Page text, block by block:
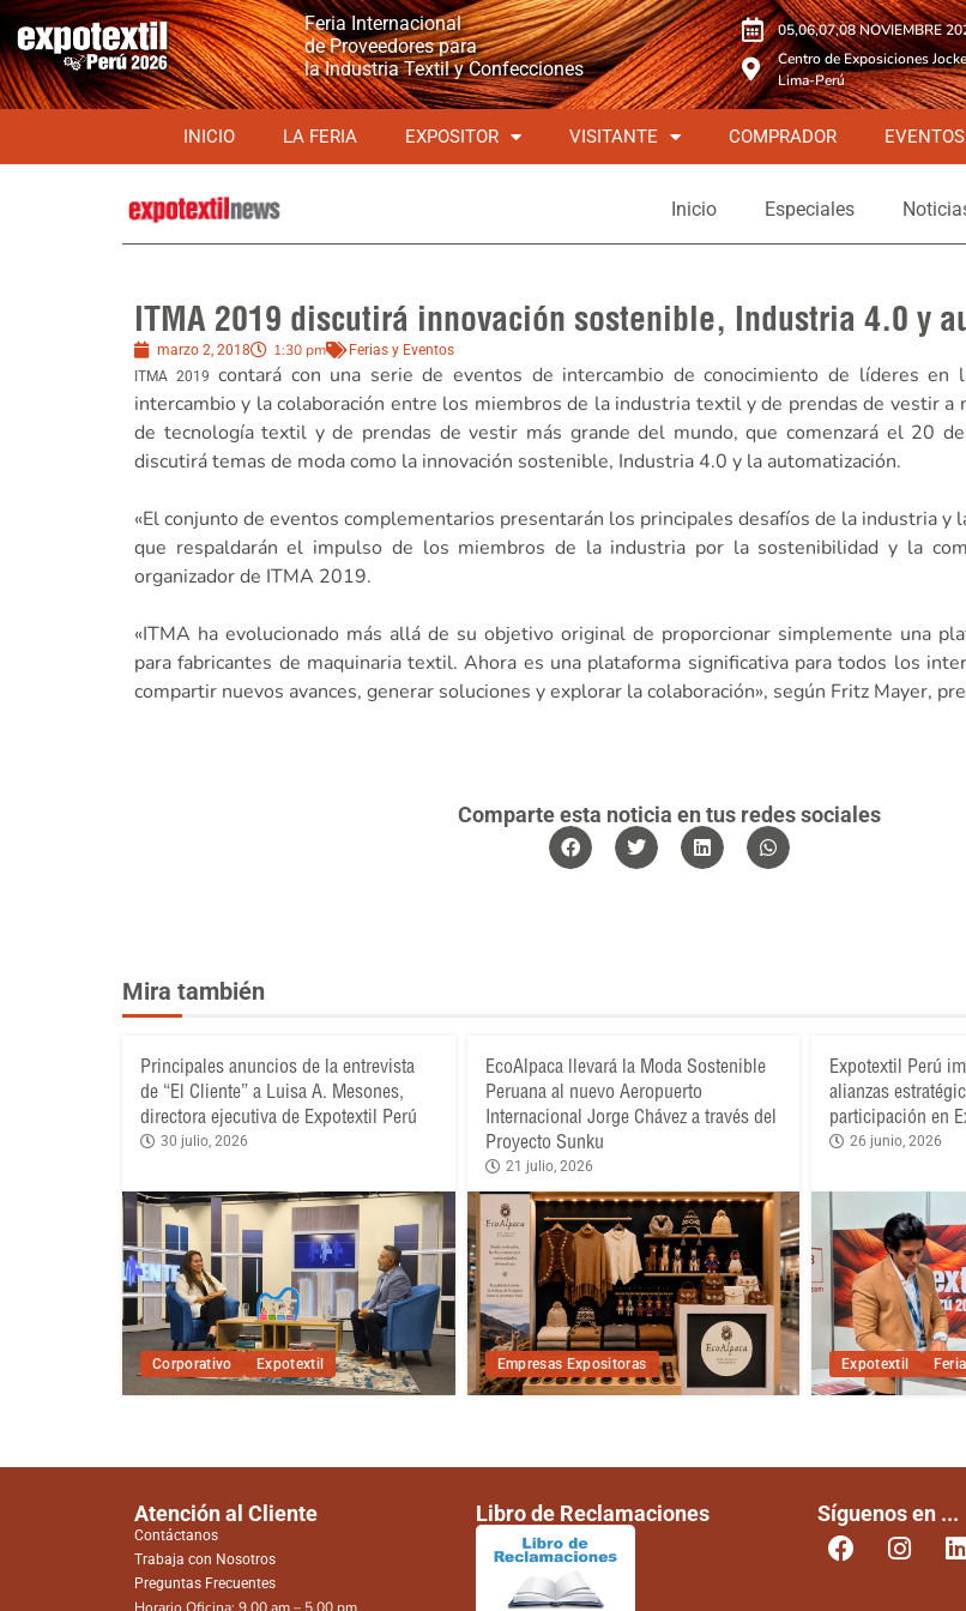
Feria Internacional
de Proveedores para
la Industria Textil y Confecciones
05,06,07,08 NOVIEMBRE
Centro de Exposiciones
Lima-Perú
INICIO LA FERIA EXPOSITOR VISITANTE COMPRADOR EVENTOS
Inicio Especiales
ITMA 2019 discutirá innovación sostenible, Industria 4.0 y
marzo 2, 2018 1:30 pm
Ferias y Eventos
ITMA 2019 contará con una serie de eventos de intercambio de conocimiento de líderes en
intercambio y la colaboración entre los miembros de la industria textil y de prendas de vestir a
de tecnología textil y de prendas de vestir más grande del mundo, que comenzará el 20
discutirá temas de moda como la innovación sostenible, Industria 4.0 y la automatización.
«El conjunto de eventos complementarios presentarán los principales desafíos de la industria y
que respaldarán el impulso de los miembros de la industria por la sostenibilidad y la
organizador de ITMA 2019.
«ITMA ha evolucionado más allá de su objetivo original de proporcionar simplemente una
para fabricantes de maquinaria textil. Ahora es una plataforma significativa para todos los
compartir nuevos avances, generar soluciones y explorar la colaboración», según Fritz Mayer,
Comparte esta noticia en tus redes sociales
Mira también
Corporativo Expotextil
Principales anuncios de la entrevista
de “El Cliente” a Luisa A. Mesones,
directora ejecutiva de Expotextil Perú
30 julio, 2026
Empresas Expositoras
EcoAlpaca llevará la Moda Sostenible
Peruana al nuevo Aeropuerto
Internacional Jorge Chávez a través del
Proyecto Sunku
21 julio, 2026
Expotextil
Expotextil Perú
alianzas
participación en
26 junio, 2026
Atención al Cliente
Contáctanos
Trabaja con Nosotros
Preguntas Frecuentes
Libro de Reclamaciones Síguenos en ...